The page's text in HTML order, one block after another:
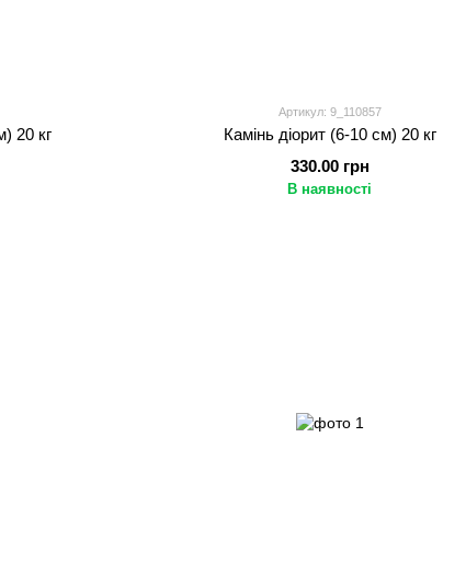
20 кг
Артикул: 9_110857
Камінь діорит (6-10 см) 20 кг
330.00 грн
В наявності